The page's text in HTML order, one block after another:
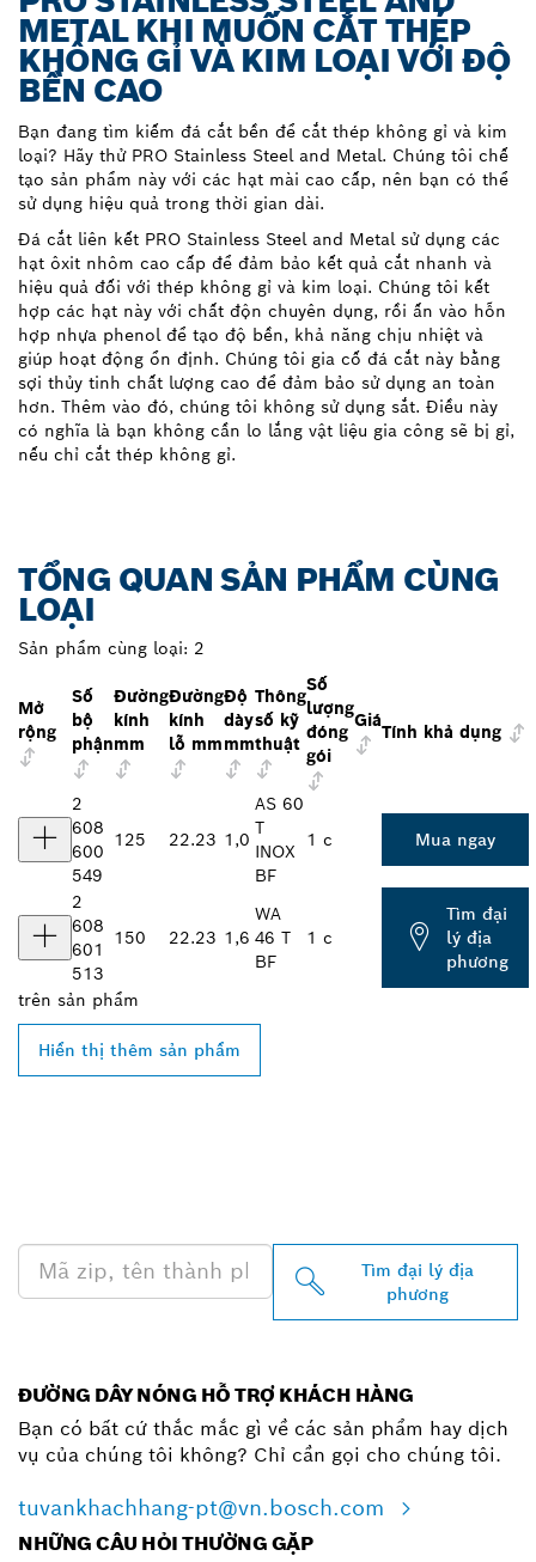
METAL KHI MUỐN CẮT THÉP
KHÔNG GỈ VÀ KIM LOẠI VỚI ĐỘ
BỀN CAO
Bạn đang tìm kiếm đá cắt bền để cắt thép không gỉ và kim
loại? Hãy thử PRO Stainless Steel and Metal. Chúng tôi chế
tạo sản phẩm này với các hạt mài cao cấp, nên bạn có thể
sử dụng hiệu quả trong thời gian dài.
Đá cắt liên kết PRO Stainless Steel and Metal sử dụng các
hạt ôxit nhôm cao cấp để đảm bảo kết quả cắt nhanh và
hiệu quả đối với thép không gỉ và kim loại. Chúng tôi kết
hợp các hạt này với chất độn chuyên dụng, rồi ấn vào hỗn
hợp nhựa phenol để tạo độ bền, khả năng chịu nhiệt và
giúp hoạt động ổn định. Chúng tôi gia cố đá cắt này bằng
sợi thủy tinh chất lượng cao để đảm bảo sử dụng an toàn
hơn. Thêm vào đó, chúng tôi không sử dụng sắt. Điều này
có nghĩa là bạn không cần lo lắng vật liệu gia công sẽ bị gỉ,
nếu chỉ cắt thép không gỉ.
TỔNG QUAN SẢN PHẨM CÙNG
LOẠI
Sản phẩm cùng loại: 2
Mở
rộng
Số
bộ
phận
Đường
kính
mm
Đường
kính
lỗ mm
Độ
dày
mm
Thông
số kỹ
thuật
Số
lượng
đóng
gói
Giá
Tính khả dụng
2
608
600
549
125 22.23 1,0
AS 60
T
INOX
BF
1 c Mua ngay
2
608
601
513
150 22.23 1,6
WA
46 T
BF
1 c
Tìm đại
lý địa
phương
trên sản phẩm
Hiển thị thêm sản phẩm
Tìm đại lý địa
phương
ĐƯỜNG DÂY NÓNG HỖ TRỢ KHÁCH HÀNG
Bạn có bất cứ thắc mắc gì về các sản phẩm hay dịch
vụ của chúng tôi không? Chỉ cần gọi cho chúng tôi.
tuvankhachhang-pt@vn.bosch.com
NHỮNG CÂU HỎI THƯỜNG GẶP